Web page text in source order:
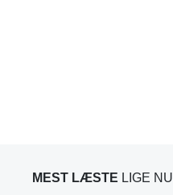
MEST LÆSTE LIGE NU